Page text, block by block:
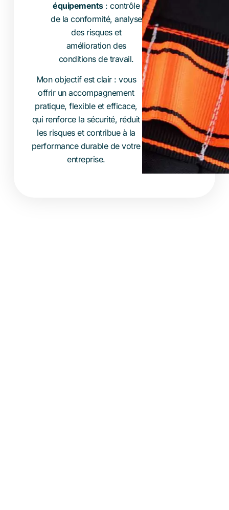
équipements: contrôle
de la conformité, analyse
des risques et
amélioration des
conditions de travail.
Mon objectif est clair : vous
offrir un accompagnement
pratique, flexible et efficace,
qui renforce la sécurité, réduit
les risques et contribue à la
performance durable de votre
entreprise.